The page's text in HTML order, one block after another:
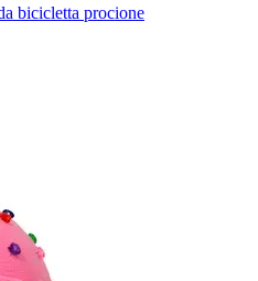
bicicletta procione